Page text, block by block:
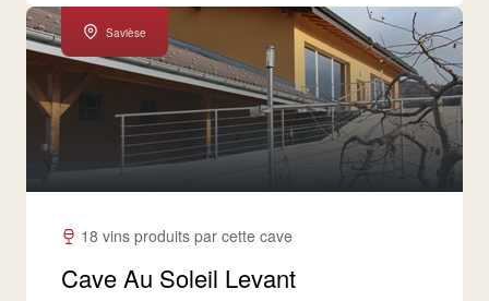
Savièse
18 vins produits par cette cave
Cave Au Soleil Levant